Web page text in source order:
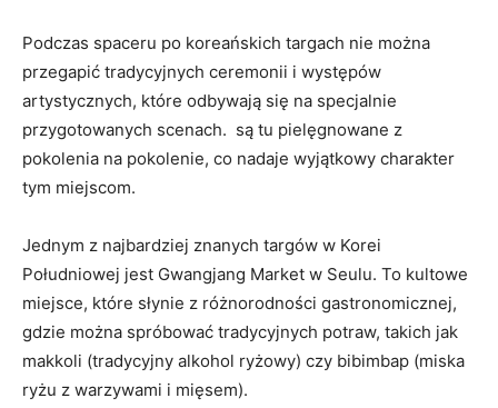
Podczas spaceru po koreańskich ​targach⁣ nie można
⁢przegapić tradycyjnych ceremonii i występów
artystycznych, które odbywają się na specjalnie
przygotowanych scenach. ​ są ‍tu pielęgnowane⁤ z
pokolenia ⁣na pokolenie,‍ co nadaje wyjątkowy⁣ charakter
tym miejscom.
Jednym z najbardziej ⁤znanych targów w ⁤Korei
Południowej jest Gwangjang‍ Market w Seulu.​ To ‌kultowe
⁢miejsce, które słynie z różnorodności⁢ gastronomicznej,
gdzie można spróbować ⁤tradycyjnych potraw, takich ​jak
makkoli‌ (tradycyjny alkohol‌ ryżowy) czy bibimbap⁤ (miska
ryżu z warzywami i ​mięsem).